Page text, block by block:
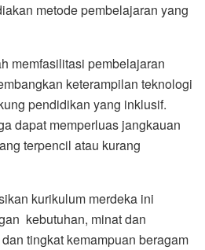
metode pembelajaran yang
memfasilitasi pembelajaran
keterampilan teknologi
pendidikan yang inklusif.
dapat memperluas jangkauan
terpencil atau kurang
kurikulum merdeka ini
kebutuhan, minat dan
tingkat kemampuan beragam